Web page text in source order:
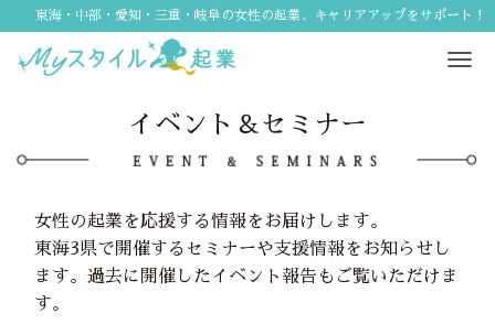
東海・中部・愛知・三重・岐阜の女性の起業、キャリアアップをサポート！
イベント＆セミナー
女性の起業を応援する情報をお届けします。
東海3県で開催するセミナーや支援情報をお知らせし
ます。過去に開催したイベント報告もご覧いただけま
す。